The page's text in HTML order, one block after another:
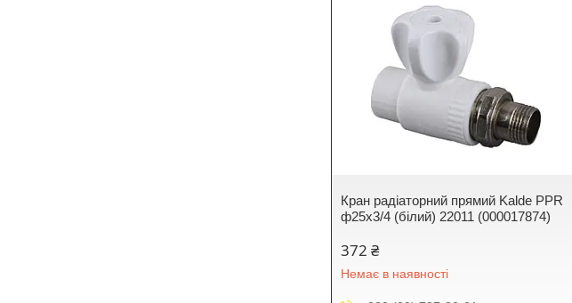
Кран радіаторний прямий Kalde PPR
ф25x3/4 (білий) 22011 (000017874)
372 ₴
Немає в наявності